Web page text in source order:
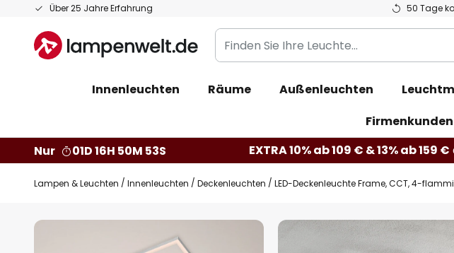
Über 25 Jahre Erfahrung 50 Tage
Zum
springen
Finden
Sie
Leuchte...
Innenleuchten Räume Außenleuchten
Firmenkunden
Nur
01D 16H 50M 52S EXTRA 10% ab 109 € & 13% ab 159 €
Lampen & Leuchten Innenleuchten Deckenleuchten LED-Deckenleuchte Frame, CCT, 4-
Zum